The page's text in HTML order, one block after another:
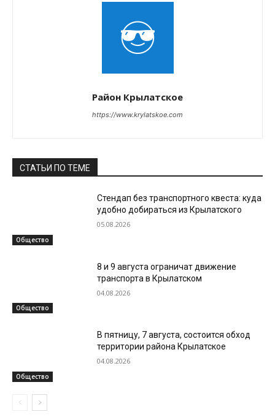
Район Крылатское
https://www.krylatskoe.com
СТАТЬИ ПО ТЕМЕ
Общество
Стендап без транспортного квеста: куда
удобно добираться из Крылатского
05.08.2026
Общество
8 и 9 августа ограничат движение
транспорта в Крылатском
04.08.2026
Общество
В пятницу, 7 августа, состоится обход
территории района Крылатское
04.08.2026